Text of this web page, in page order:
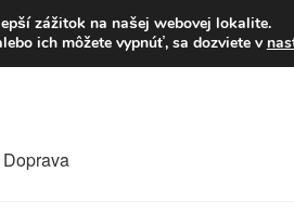
Po–Pi 09:00–16:00
Doprava
zážitok na našej webovej lokalite.
ich môžete vypnúť, sa dozviete v